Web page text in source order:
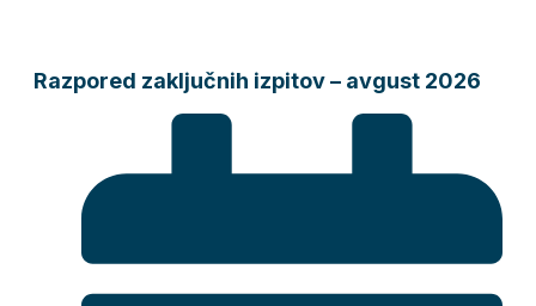
Razpored zaključnih izpitov – avgust 2026